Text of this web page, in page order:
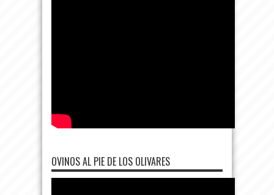
OVINOS AL PIE DE LOS OLIVARES